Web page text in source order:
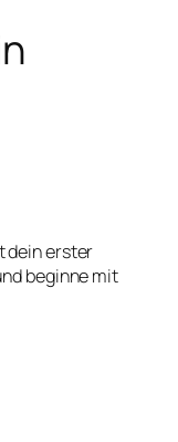
dein erster
beginne mit